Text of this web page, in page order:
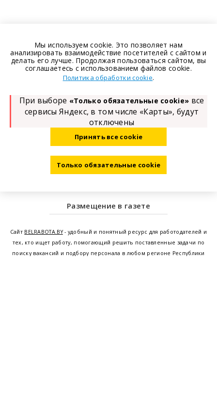
Размещение в газете
Сайт BELRABOTA.BY- удобный и понятный ресурс для работодателей и
тех, кто ищет работу, помогающий решить поставленные задачи по
поиску вакансий и подбору персонала в любом регионе Республики
Мы используем cookie. Это позволяет нам
анализировать взаимодействие посетителей с сайтом и
делать его лучше. Продолжая пользоваться сайтом, вы
соглашаетесь с использованием файлов cookie.
Политика обработки cookie.
При выборе «Только обязательные cookie» все
сервисы Яндекс, в том числе «Карты», будут
отключены
Принять все cookie
Только обязательные cookie